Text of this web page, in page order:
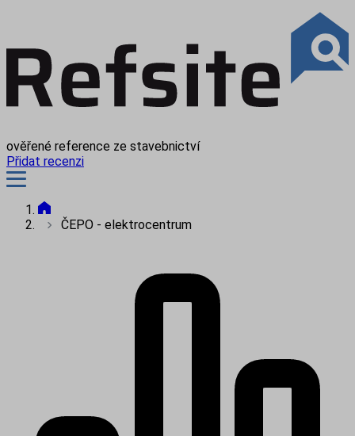
ověřené reference ze stavebnictví
Přidat recenzi
ČEPO - elektrocentrum